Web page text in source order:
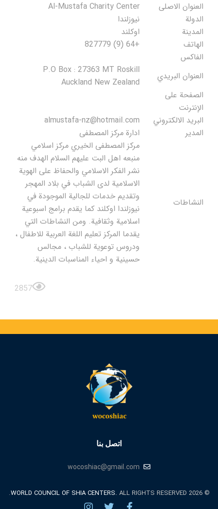
العنوان الاصلی
Al-Mustafa Charity Center
الدولة
نيوزلندا
المدينة
اوكلند
الهاتف
+64 (9) 827779
الفاكس
العنوان البريدي
P.O Box : 27363 MT Roskill
Auckland New Zealand
الصفحة على
الإنترنت
البريد الالكتروني
almustafa-nz@hotmail.com
المدير
ادارة مركز المصطفى
النشاطات
مركز المصطفى الخيري مركز اسلامي
منبعه اهل البت عليهم السلام الهدف منه
نشر الفكر الاسلامي والحفاظ على الهوية
الاسلامية لدى الشباب في بلاد المهجر
وتقديم خدمات للجالية الموجودة في
نيوزلندا اوكلند كما يقدم برامج اسبوعية
اسلامية وثقافية. ومن النشاطات التي
يقدما المركز تعليم اللغة العربية للاطفال ،
ودروس توعوية للشباب ، مجالس
حسينية و احياء المناسبات الدينية.
2857
اتصل بنا
wocoshiac@gmail.com
© 2026
WORLD COUNCIL OF SHIA CENTERS. ALL RIGHTS RESERVED.